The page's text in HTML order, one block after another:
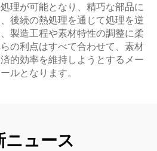
理が可能となり、精巧な部品に
後続の熱処理を通じて処理を逆
製造工程や素材特性の調整に柔
の利点はすべて合わせて、素材
的効率を維持しようとするメー
ルとなります。
ニュース